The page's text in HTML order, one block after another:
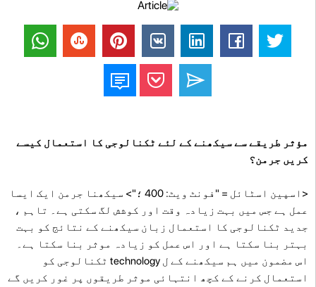
مؤثر طریقے سے سیکھنے کے لئے ٹکنالوجی کا استعمال کیسے
کریں جرمن؟
<اسپین اسٹائل = "فونٹ ویٹ: 400 ؛"> سیکھنا جرمن ایک ایسا
عمل ہے جس میں بہت زیادہ وقت اور کوشش لگ سکتی ہے۔ تاہم ،
جدید ٹکنالوجی کا استعمال زبان سیکھنے کے نتائج کو بہت
بہتر بنا سکتا ہے اور اس عمل کو زیادہ موثر بنا سکتا ہے۔
اس مضمون میں ہم سیکھنے کے ل technology ٹکنالوجی کو
استعمال کرنے کے کچھ انتہائی موثر طریقوں پر غور کریں گے